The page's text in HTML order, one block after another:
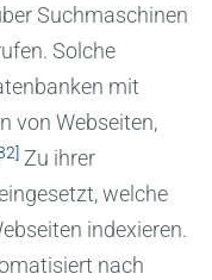
Suchmaschinen
Solche
mit
von Webseiten,
Zu ihrer
welche
indexieren.
nach